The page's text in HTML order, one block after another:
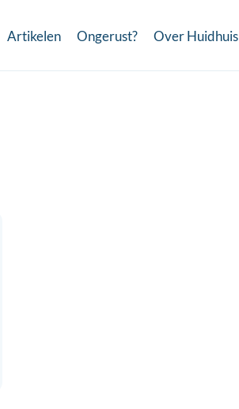
Artikelen Ongerust? Over Huidhuis